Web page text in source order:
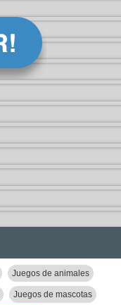
Juegos de animales
Juegos de mascotas